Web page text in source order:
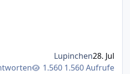
1.560 Aufrufe
Lupinchen28. Jul